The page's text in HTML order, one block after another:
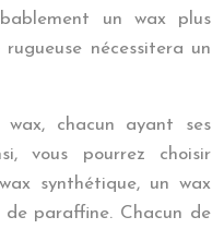
un wax plus
nécessitera un
chacun ayant ses
vous pourrez choisir
synthétique, un wax
paraffine. Chacun de